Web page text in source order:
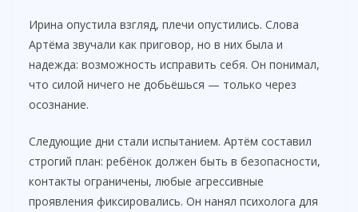
Ирина опустила взгляд, плечи опустились. Слова
Артёма звучали как приговор, но в них была и
надежда: возможность исправить себя. Он понимал,
что силой ничего не добьёшься — только через
осознание.
Следующие дни стали испытанием. Артём составил
строгий план: ребёнок должен быть в безопасности,
контакты ограничены, любые агрессивные
проявления фиксировались. Он нанял психолога для